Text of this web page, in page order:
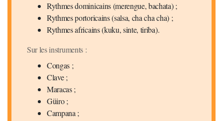
Rythmes dominicains (merengue, bachata) ;
Rythmes portoricains (salsa, cha cha cha) ;
Rythmes africains (kuku, sinte, tiriba).
Sur les instruments :
Congas ;
Clave ;
Maracas ;
Güiro ;
Campana ;